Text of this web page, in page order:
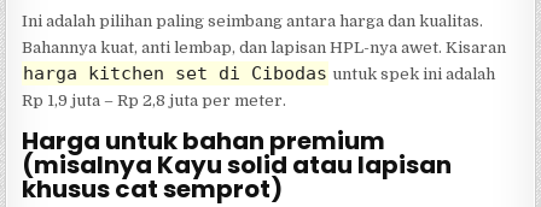
Ini adalah pilihan paling seimbang antara harga dan kualitas.
Bahannya kuat, anti lembap, dan lapisan HPL-nya awet. Kisaran
harga kitchen set di Cibodas untuk spek ini adalah
Rp 1,9 juta – Rp 2,8 juta per meter.
Harga untuk bahan premium
(misalnya Kayu solid atau lapisan
khusus cat semprot)